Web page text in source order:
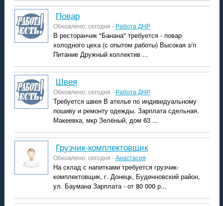
повар
Обновлено: сегодня - Работа ДНР
В ресторанчик "Банана" требуется - повар
холодного цеха (с опытом работы) Высокая з/п
Питание Дружный коллектив ...
швея
Обновлено: сегодня - Работа ДНР
Требуется швея В ателье по индивидуальному
пошиву и ремонту одежды. Зарплата сдельная.
Макеевка, мкр Зелёный, дом 63 ...
Грузчик-комплектовщик
Обновлено: сегодня -Анастасия
На склад с напитками требуется грузчик-
комплектовщик, г. Донецк, Буденновский район,
ул. Баумана Зарплата - от 80 000 р...